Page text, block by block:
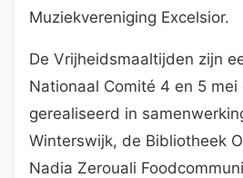
Muziekvereniging Excelsior.
De Vrijheidsmaaltijden zijn
Nationaal Comité 4 en 5
gerealiseerd in
Winterswijk, de Bibliotheek
Nadia Zerouali